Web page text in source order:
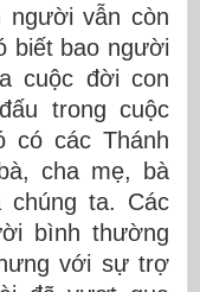
người vẫn còn
biết bao người
cuộc đời con
trong cuộc
có các Thánh
cha mẹ, bà
chúng ta. Các
bình thường
với sự trợ